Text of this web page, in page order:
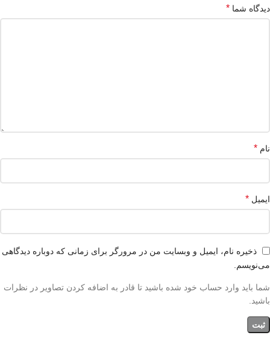
دیدگاه شما *
نام *
ایمیل *
ذخیره نام، ایمیل و وبسایت من در مرورگر برای زمانی که دوباره دیدگاهی
می‌نویسم.
شما باید وارد حساب خود شده باشید تا قادر به اضافه کردن تصاویر در نظرات
باشید.